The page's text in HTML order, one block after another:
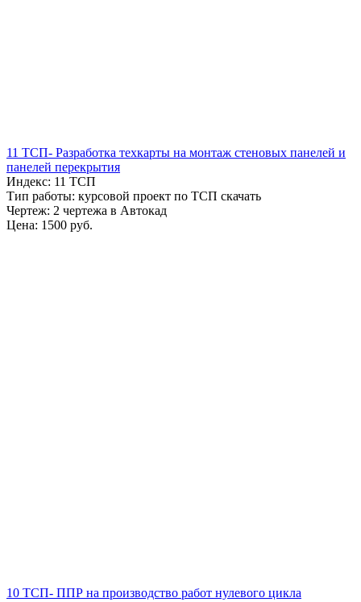
11 ТСП- Разработка техкарты на монтаж стеновых панелей и
панелей перекрытия
Индекс: 11 ТСП
Тип работы: курсовой проект по ТСП скачать
Чертеж: 2 чертежа в Автокад
Цена: 1500 руб.
10 ТСП- ППР на производство работ нулевого цикла